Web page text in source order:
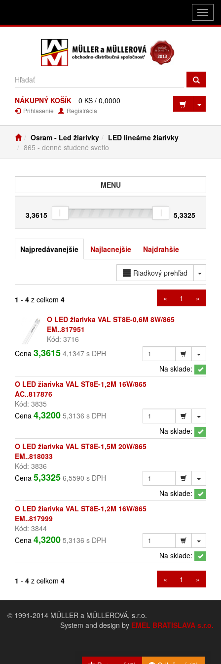
NÁKUPNÝ KOŠÍK 0 KS / 0,0000
Prihlasenie Registrácia
Osram - Led žiarivky
LED lineárne žiarivky
865 - denné studené svetlo
MENUToggle navigation
3,3615 5,3325
Najpredávanejšie Najlacnejšie Najdrahšie
Riadkový prehľad
1 - 4 z celkom 4 « 1 »
O LED žiarivka VAL ST8E-0,6M 8W/865
EM..817951
Kód: 3716
Cena 3,3615 4,1347 s DPH
Na sklade:
O LED žiarivka VAL ST8E-1,2M 16W/865
AC..817876
Kód: 3835
Cena 4,3200 5,3136 s DPH
Na sklade:
O LED žiarivka VAL ST8E-1,5M 20W/865
EM..818033
Kód: 3836
Cena 5,3325 6,5590 s DPH
Na sklade:
O LED žiarivka VAL ST8E-1,2M 16W/865
EM..817999
Kód: 3844
Cena 4,3200 5,3136 s DPH
Na sklade:
1 - 4 z celkom 4 « 1 »
© 1991-2014 MÜLLER a MÜLLEROVÁ, s.r.o.
System and design by EMEL BRATISLAVA s.r.o.